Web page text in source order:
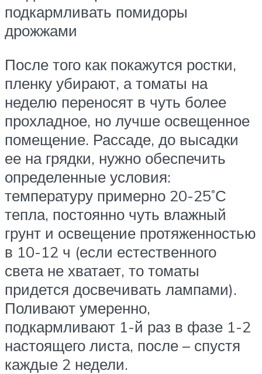
подкармливать помидоры
дрожжами
После того как покажутся ростки,
пленку убирают, а томаты на
неделю переносят в чуть более
прохладное, но лучше освещенное
помещение. Рассаде, до высадки
ее на грядки, нужно обеспечить
определенные условия:
температуру примерно 20-25˚С
тепла, постоянно чуть влажный
грунт и освещение протяженностью
в 10-12 ч (если естественного
света не хватает, то томаты
придется досвечивать лампами).
Поливают умеренно,
подкармливают 1-й раз в фазе 1-2
настоящего листа, после – спустя
каждые 2 недели.